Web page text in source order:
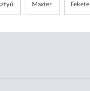
Maxter Fekete